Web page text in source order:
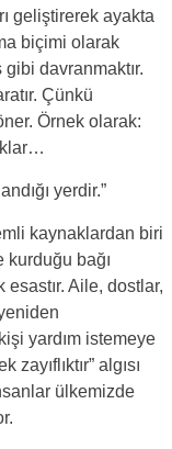
geliştirerek ayakta
biçimi olarak
gibi davranmaktır.
Çünkü
Örnek olarak:
yerdir.”
kaynaklardan biri
bağı
Aile, dostlar,
yardım istemeye
algısı
ülkemizde